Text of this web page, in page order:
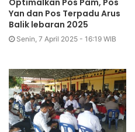
Yan dan Pos Terpadu Arus
Balik lebaran 2025
Senin, 7 April 2025 - 16:19 WIB